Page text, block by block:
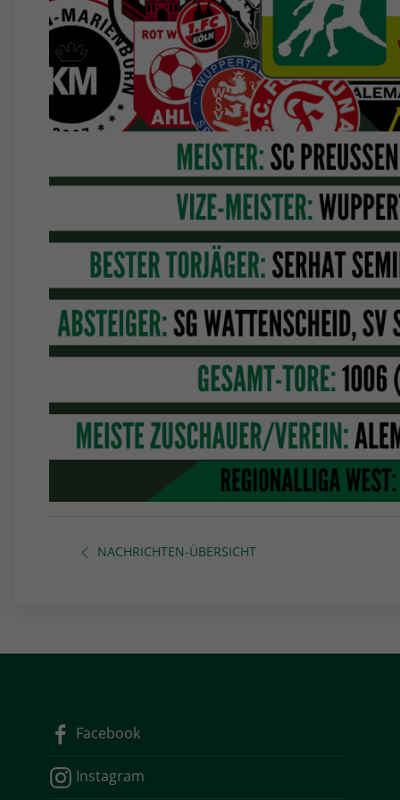
NACHRICHTEN-ÜBERSICHT
Facebook
Instagram